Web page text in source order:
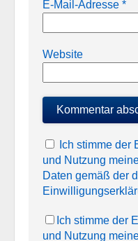
E-Mail-Adresse *
Website
Ich stimme der
und Nutzung
Daten gemäß der
Ich stimme der
und Nutzung